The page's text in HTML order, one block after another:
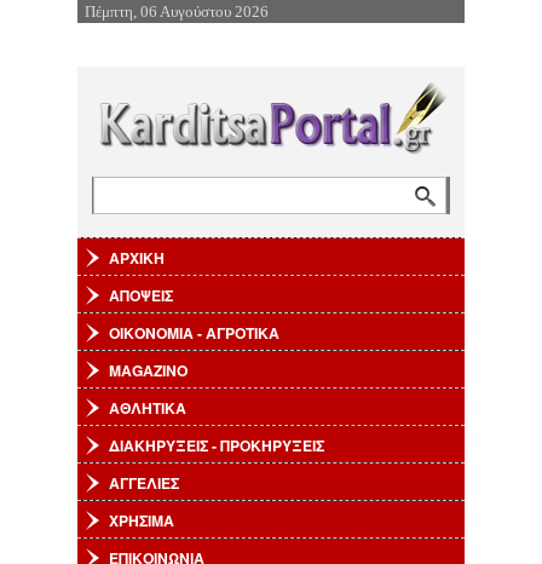
Επιστροφή στην Πλοήγηση
Πέμπτη, 06 Αυγούστου 2026
ΑΡΧΙΚΗ
ΑΠΟΨΕΙΣ
ΟΙΚΟΝΟΜΙΑ - ΑΓΡΟΤΙΚΑ
MAGAZINO
ΑΘΛΗΤΙΚΑ
ΔΙΑΚΗΡΥΞΕΙΣ - ΠΡΟΚΗΡΥΞΕΙΣ
ΑΓΓΕΛΙΕΣ
ΧΡΗΣΙΜΑ
ΕΠΙΚΟΙΝΩΝΙΑ